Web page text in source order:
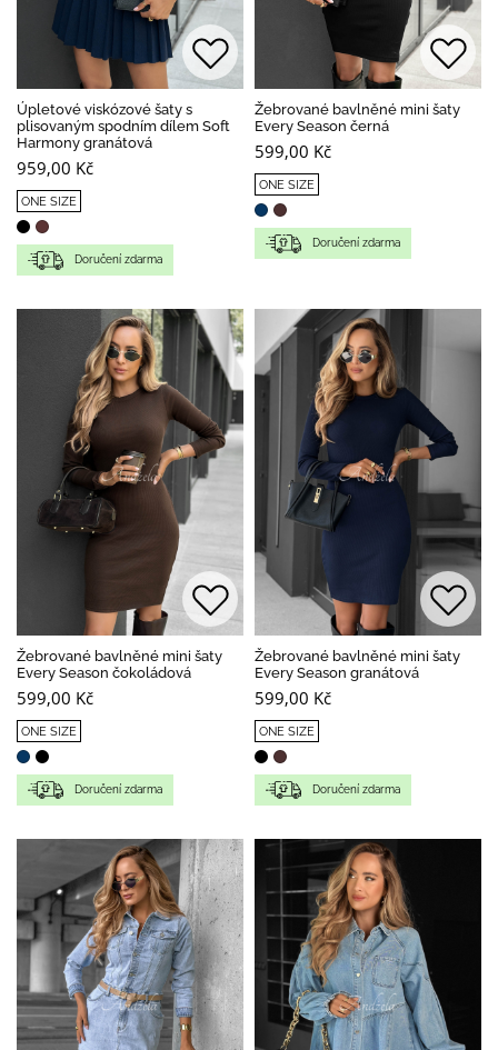
Úpletové viskózové šaty s
plisovaným spodním dílem Soft
Harmony granátová
959,00 Kč
ONE SIZE
Doručení zdarma
Žebrované bavlněné mini šaty
Every Season černá
599,00 Kč
ONE SIZE
Doručení zdarma
Žebrované bavlněné mini šaty
Every Season čokoládová
599,00 Kč
ONE SIZE
Doručení zdarma
Žebrované bavlněné mini šaty
Every Season granátová
599,00 Kč
ONE SIZE
Doručení zdarma